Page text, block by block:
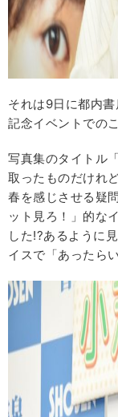
それは9日に都内
記念イベントでの
写真集のタイトル
取ったものだけれ
春を感じさせる疑
ット見ろ！」的な
した!?あるように
イスで「あったら